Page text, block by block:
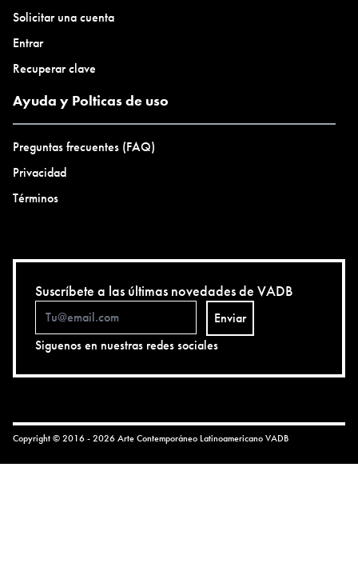
Solicitar una cuenta
Entrar
Recuperar clave
Ayuda y Polticas de uso
Preguntas frecuentes (FAQ)
Privacidad
Términos
Suscríbete a las últimas novedades de VADB
Enviar
Siguenos en nuestras redes sociales
Copyright © 2016 - 2026 Arte Contemporáneo LatinoamericanoVADB